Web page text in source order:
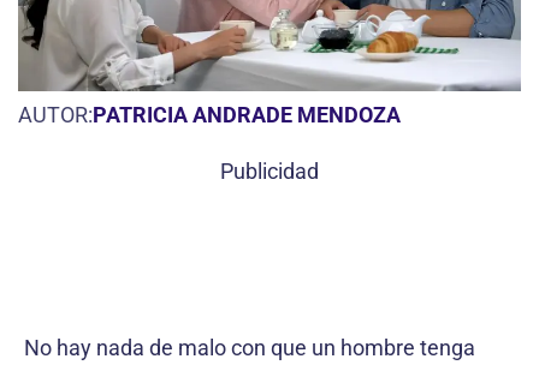
AUTOR:PATRICIA ANDRADE MENDOZA
Publicidad
No hay nada de malo con que un hombre tenga